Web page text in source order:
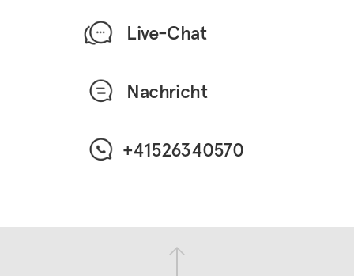
Live-Chat
Nachricht
+41526340570